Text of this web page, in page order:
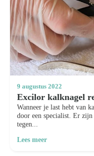
9 augustus 2022
Excilor kalknagel
Wanneer je last hebt van
door een specialist. Er
tegen...
Lees meer